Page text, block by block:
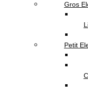
Ecran
Pc de
Pc de
Pc
Gros
Petit